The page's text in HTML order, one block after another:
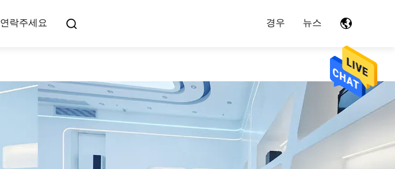
연락주세요 경우 뉴스